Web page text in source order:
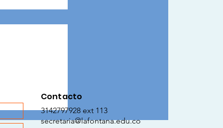
Contacto
3142797928 ext 113
secretaria@lafontana.edu.co